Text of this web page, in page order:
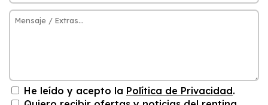
He leído y acepto la Política de Privacidad.